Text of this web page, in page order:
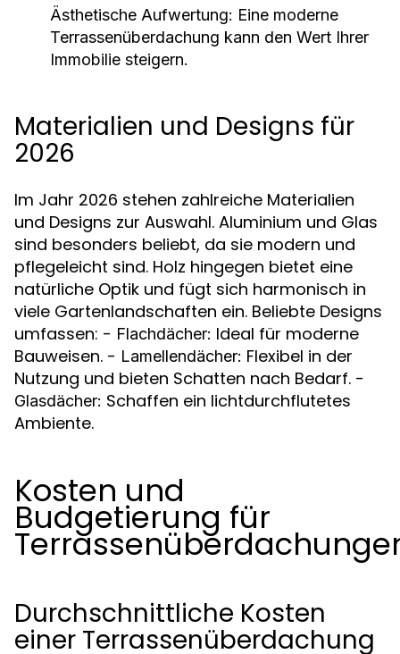
Ästhetische Aufwertung: Eine moderne
Terrassenüberdachung kann den Wert Ihrer
Immobilie steigern.
Materialien und Designs für
2026
Im Jahr 2026 stehen zahlreiche Materialien
und Designs zur Auswahl. Aluminium und Glas
sind besonders beliebt, da sie modern und
pflegeleicht sind. Holz hingegen bietet eine
natürliche Optik und fügt sich harmonisch in
viele Gartenlandschaften ein. Beliebte Designs
umfassen: - Flachdächer: Ideal für moderne
Bauweisen. - Lamellendächer: Flexibel in der
Nutzung und bieten Schatten nach Bedarf. -
Glasdächer: Schaffen ein lichtdurchflutetes
Ambiente.
Kosten und
Budgetierung für
Durchschnittliche Kosten
einer Terrassenüberdachung